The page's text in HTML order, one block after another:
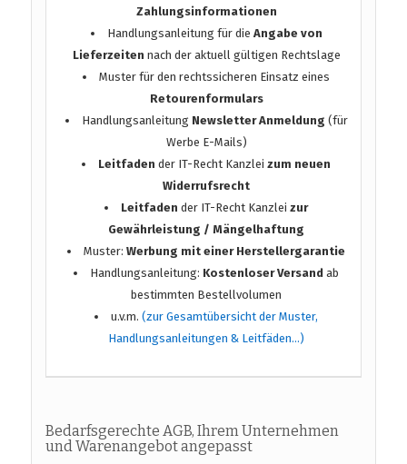
Zahlungsinformationen
Handlungsanleitung für die Angabe von
Lieferzeiten nach der aktuell gültigen Rechtslage
Muster für den rechtssicheren Einsatz eines
Retourenformulars
Handlungsanleitung Newsletter Anmeldung (für
Werbe E-Mails)
Leitfaden der IT-Recht Kanzleizum neuen
Widerrufsrecht
Leitfaden der IT-Recht Kanzleizur
Gewährleistung / Mängelhaftung
Muster:Werbung mit einer Herstellergarantie
Handlungsanleitung: Kostenloser Versand ab
bestimmten Bestellvolumen
u.v.m.(zur Gesamtübersicht der Muster,
Handlungsanleitungen & Leitfäden…)
Bedarfsgerechte AGB, Ihrem Unternehmen
und Warenangebot angepasst